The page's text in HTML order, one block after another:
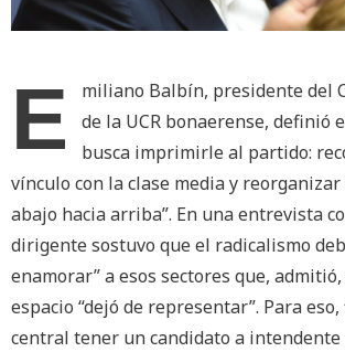
E
miliano Balbín, presidente del
de la UCR bonaerense, definió
busca imprimirle al partido:
vínculo con la clase media y
abajo hacia arriba”. En una entrevista
dirigente sostuvo que el radicalismo
enamorar” a esos sectores que,
espacio “dejó de representar”. Para
central tener un candidato a intendente